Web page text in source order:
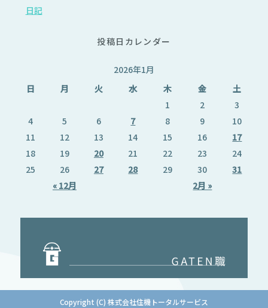
日記
投稿日カレンダー
2026年1月
日
月 火 水 木 金 土
« 12月 2月 »
1 2
3
4
5 6 7 8 9
10
11
12 13 14 15 16
17
18
19 20 21 22 23
24
25
26 27 28 29 30 31
Copyright (C) 株式会社住機トータルサービス